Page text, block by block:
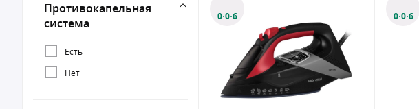
Противокапельная
система
Есть
Нет
0·0·6 0·0·6